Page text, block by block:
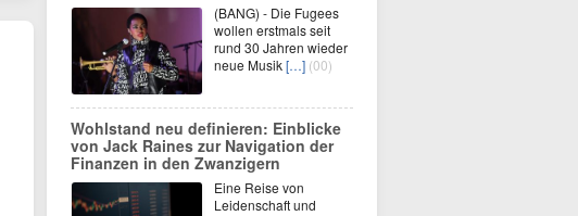
(BANG) - Die Fugees
wollen erstmals seit
rund 30 Jahren wieder
neue Musik[…] (00)
Wohlstand neu definieren: Einblicke
von Jack Raines zur Navigation der
Finanzen in den Zwanzigern
Eine Reise von
Leidenschaft und